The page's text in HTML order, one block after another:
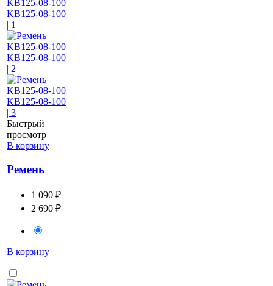
Быстрый
просмотр
В корзину
Ремень
1 090 ₽
2 690 ₽
В корзину